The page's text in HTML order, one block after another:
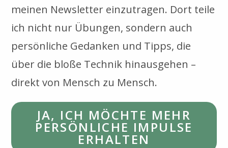
meinen Newsletter einzutragen. Dort teile
ich nicht nur Übungen, sondern auch
persönliche Gedanken und Tipps, die
über die bloße Technik hinausgehen –
direkt von Mensch zu Mensch.
JA, ICH MÖCHTE MEHR
PERSÖNLICHE IMPULSE
ERHALTEN